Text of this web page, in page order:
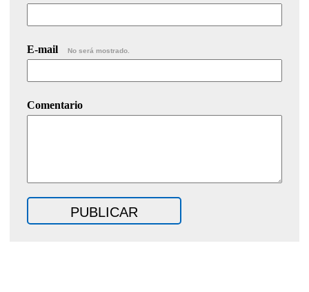
E-mail No será mostrado.
Comentario